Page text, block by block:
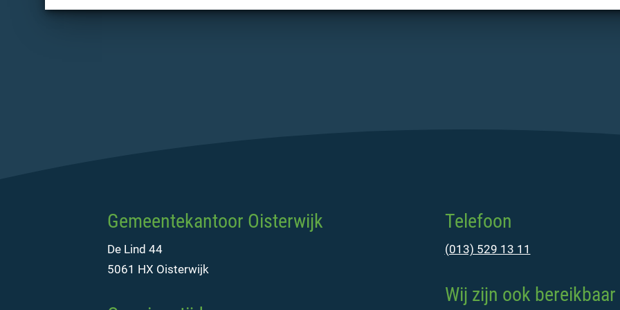
Gemeentekantoor Oisterwijk
De Lind 44
5061 HX Oisterwijk
Telefoon
(013) 529 13 11
Wij zijn ook bereikbaar